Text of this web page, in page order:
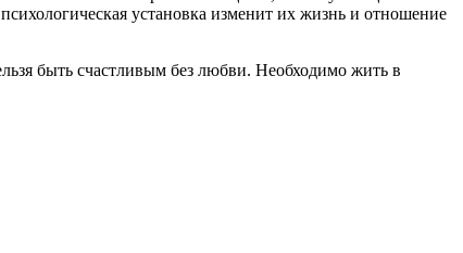
установка изменит их жизнь и отношение
быть счастливым без любви. Необходимо жить в